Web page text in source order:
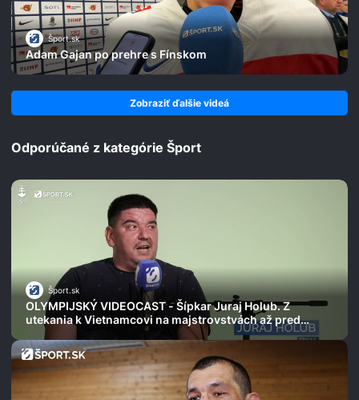
Šport.sk
Adam Gajan po prehre s Fínskom
Zobraziť ďalšie videá
Odporúčané z kategórie Šport
Šport.sk
OLYMPIJSKÝ VIDEOCAST - Šípkar Juraj Holub. Z
utekania k Vietnamcovi na majstrovstvách až pred
tisícky divákov